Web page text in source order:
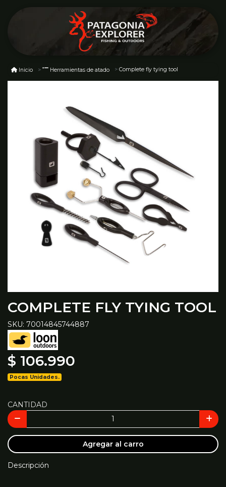
Inicio Herramientas de atado Complete fly tying tool
COMPLETE FLY TYING TOOL
SKU: 70014845744887
$ 106.990
Pocas Unidades.
CANTIDAD
Agregar al carro
Descripción